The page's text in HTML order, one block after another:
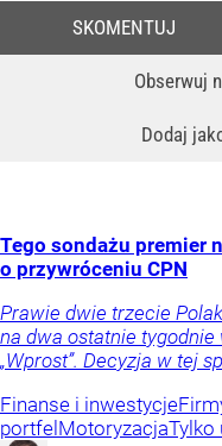
Obserwuj
Dodaj
SKOMENTUJ
Tego sondażu premier
o przywróceniu CPN
Prawie dwie trzecie
na dwa ostatnie
„Wprost”. Decyzja w tej
Finanse i inwestycje
portfel MotoryzacjaTylko